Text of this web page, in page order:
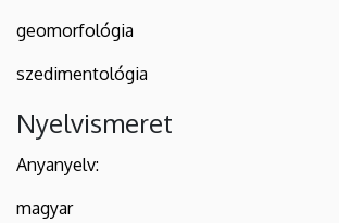
geomorfológia
szedimentológia
Nyelvismeret
Anyanyelv:
magyar